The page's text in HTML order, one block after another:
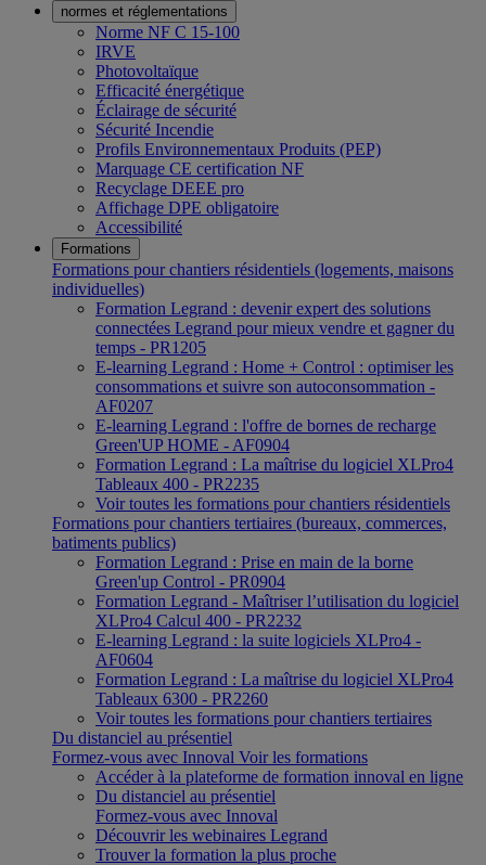
normes et réglementations
Norme NF C 15-100
IRVE
Photovoltaïque
Efficacité énergétique
Éclairage de sécurité
Sécurité Incendie
Profils Environnementaux Produits (PEP)
Marquage CE certification NF
Recyclage DEEE pro
Affichage DPE obligatoire
Accessibilité
Formations
Formations pour chantiers résidentiels (logements, maisons
individuelles)
Formation Legrand : devenir expert des solutions
connectées Legrand pour mieux vendre et gagner du
temps - PR1205
E-learning Legrand : Home + Control : optimiser les
consommations et suivre son autoconsommation -
AF0207
E-learning Legrand : l'offre de bornes de recharge
Green'UP HOME - AF0904
Formation Legrand : La maîtrise du logiciel XLPro4
Tableaux 400 - PR2235
Voir toutes les formations pour chantiers résidentiels
Formations pour chantiers tertiaires (bureaux, commerces,
batiments publics)
Formation Legrand : Prise en main de la borne
Green'up Control - PR0904
Formation Legrand - Maîtriser l’utilisation du logiciel
XLPro4 Calcul 400 - PR2232
E-learning Legrand : la suite logiciels XLPro4 -
AF0604
Formation Legrand : La maîtrise du logiciel XLPro4
Tableaux 6300 - PR2260
Voir toutes les formations pour chantiers tertiaires
Du distanciel au présentiel
Formez-vous avec Innoval Voir les formations
Accéder à la plateforme de formation innoval en ligne
Du distanciel au présentiel
Formez-vous avec Innoval
Découvrir les webinaires Legrand
Trouver la formation la plus proche